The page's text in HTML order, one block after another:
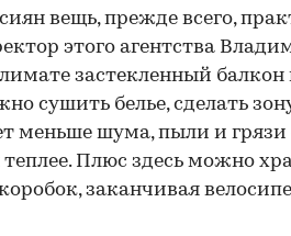
вещь, прежде всего,
этого агентства
застекленный балкон
сушить белье, сделать
меньше шума, пыли и грязи
Плюс здесь можно
заканчивая